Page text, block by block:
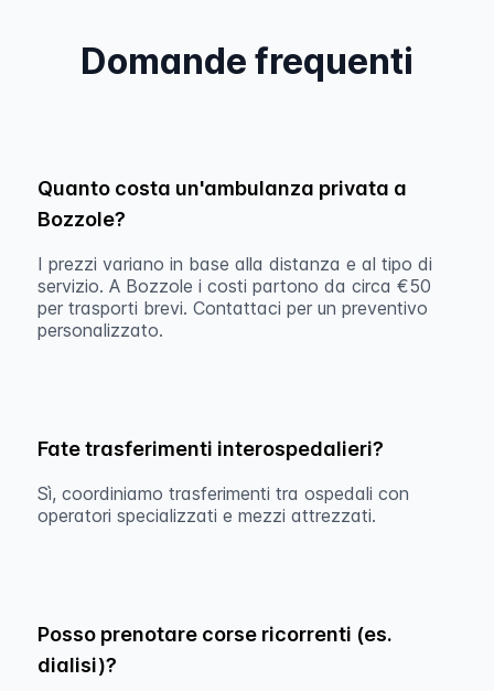
Domande frequenti
Quanto costa un'ambulanza privata a
Bozzole?
I prezzi variano in base alla distanza e al tipo di
servizio. A Bozzole i costi partono da circa €50
per trasporti brevi. Contattaci per un preventivo
personalizzato.
Fate trasferimenti interospedalieri?
Sì, coordiniamo trasferimenti tra ospedali con
operatori specializzati e mezzi attrezzati.
Posso prenotare corse ricorrenti (es.
dialisi)?